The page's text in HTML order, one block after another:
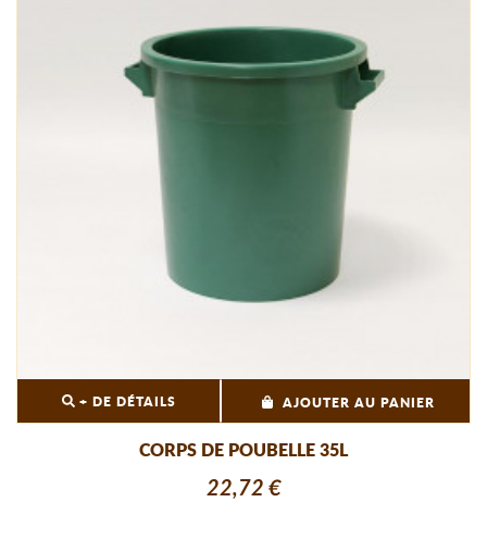
+ DE DÉTAILS AJOUTER AU PANIER
CORPS DE POUBELLE 35L
22,72 €